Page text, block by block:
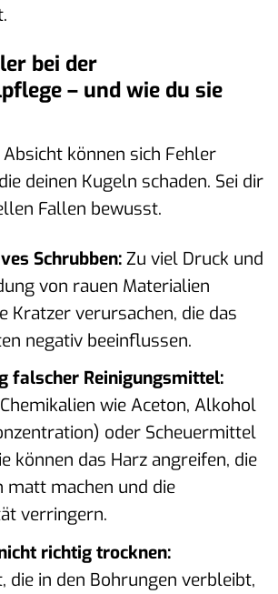
bei der
– und wie du sie
können sich Fehler
deinen Kugeln schaden. Sei dir
Fallen bewusst.
Schrubben:Zu viel Druck und
von rauen Materialien
Kratzer verursachen, die das
negativ beeinflussen.
falscher Reinigungsmittel:
wie Aceton, Alkohol
oder Scheuermittel
können das Harz angreifen, die
matt machen und die
verringern.
richtig trocknen:
die in den Bohrungen verbleibt,